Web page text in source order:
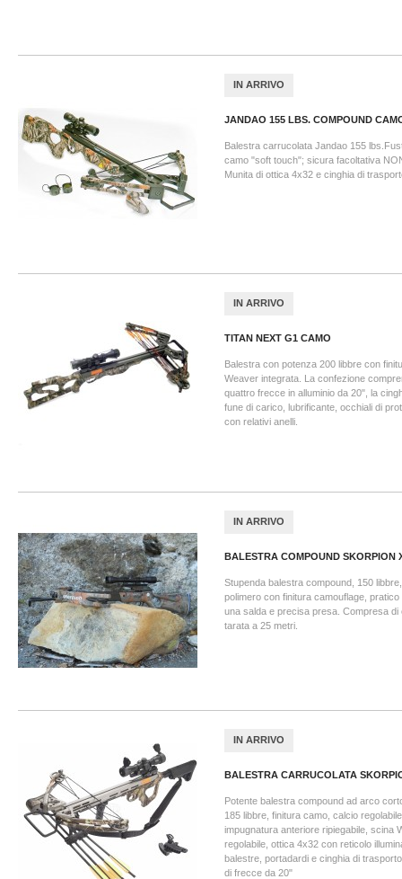
IN ARRIVO
JANDAO 155 LBS. COMPOUND
Balestra carrucolata Jandao 155
camo "soft touch"; sicura facoltativa
Munita di ottica 4x32 e cinghia di
IN ARRIVO
TITAN NEXT G1 CAMO
Balestra con potenza 200 libbre con
Weaver integrata. La confezione
quattro frecce in alluminio da 20", la
fune di carico, lubrificante, occhiali di
con relativi anelli.
IN ARRIVO
BALESTRA COMPOUND SKORPION
Stupenda balestra compound, 150
polimero con finitura camouflage,
una salda e precisa presa. Compresa di
tarata a 25 metri.
IN ARRIVO
BALESTRA CARRUCOLATA
Potente balestra compound ad arco
185 libbre, finitura camo, calcio
impugnatura anteriore ripiegabile, scina
regolabile, ottica 4x32 con reticolo
balestre, portadardi e cinghia di
di frecce da 20"